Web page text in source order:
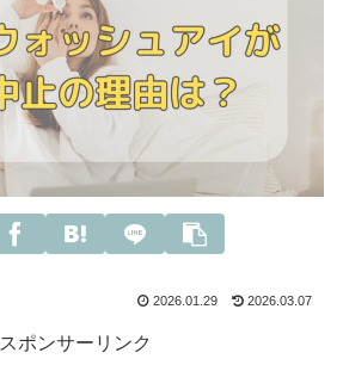
2026.01.29 2026.03.07
スポンサーリンク